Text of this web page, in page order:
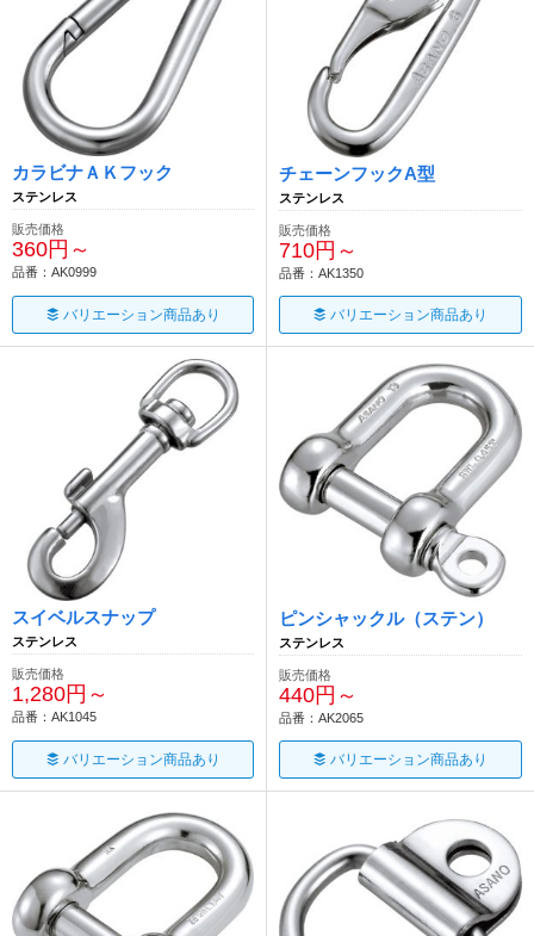
カラビナＡＫフック
ステンレス
販売価格
360円～
品番：AK0999
バリエーション商品あり
チェーンフックA型
ステンレス
販売価格
710円～
品番：AK1350
バリエーション商品あり
スイベルスナップ
ステンレス
販売価格
1,280円～
品番：AK1045
バリエーション商品あり
ピンシャックル（ステン）
ステンレス
販売価格
440円～
品番：AK2065
バリエーション商品あり